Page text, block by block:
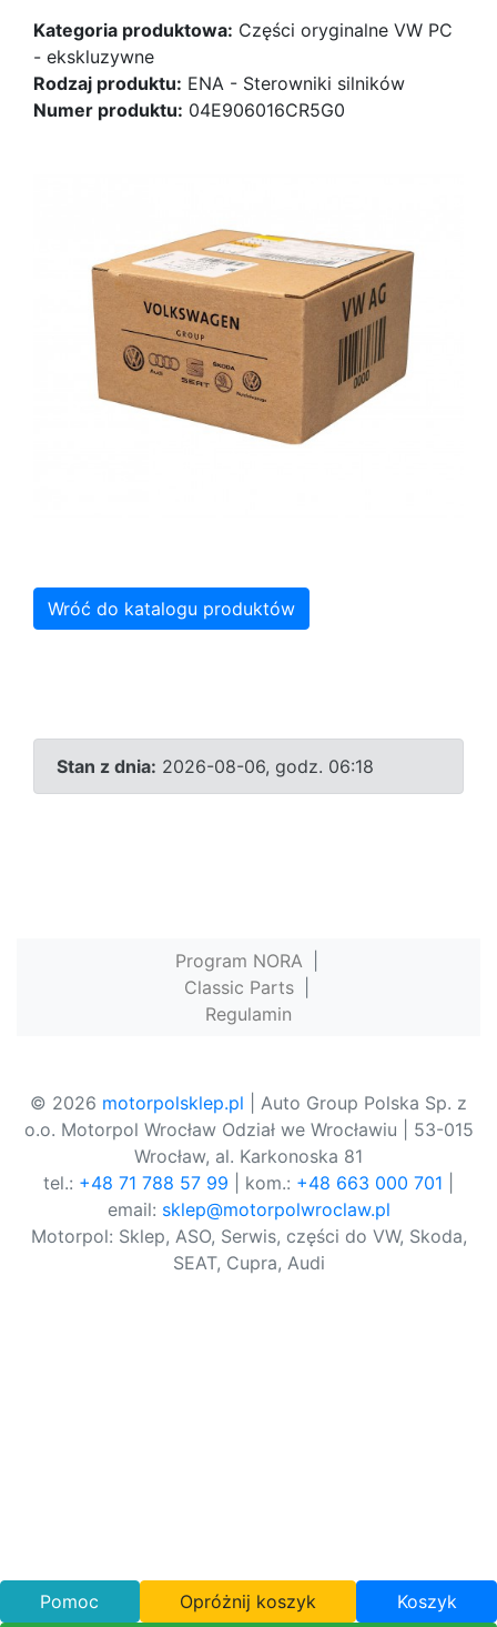
Kategoria produktowa: Części oryginalne VW PC
- ekskluzywne
Rodzaj produktu: ENA - Sterowniki silników
Numer produktu: 04E906016CR5G0
Wróć do katalogu produktów
Stan z dnia: 2026-08-06, godz. 06:18
Program NORA
Classic Parts
Regulamin
© 2026 motorpolsklep.pl | Auto Group Polska Sp. z
o.o. Motorpol Wrocław Odział we Wrocławiu | 53-015
Wrocław, al. Karkonoska 81
tel.: +48 71 788 57 99 | kom.: +48 663 000 701
email: sklep@motorpolwroclaw.pl
Motorpol: Sklep, ASO, Serwis, części do VW, Skoda,
SEAT, Cupra, Audi
Pomoc Opróżnij koszyk Koszyk